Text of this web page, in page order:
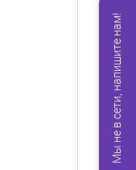
Мы не в сети, напишите нам!